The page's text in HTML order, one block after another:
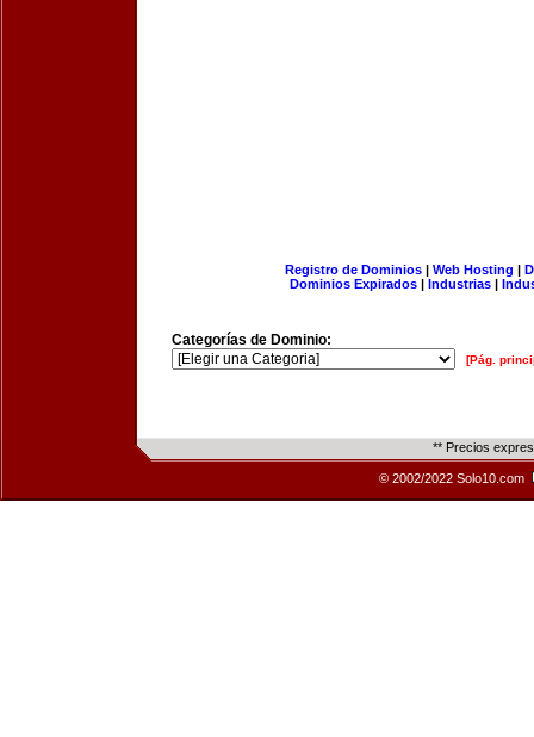
Registro de Dominios| Web Hosting |
Dominios Expirados | Industrias |
Categorías de Dominio:
[Pág.
** Precios
© 2002/2022 Solo10.com